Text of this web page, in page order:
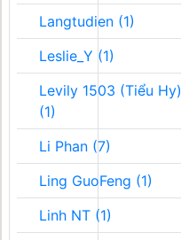
Langtudien (1)
Leslie_Y (1)
Levily 1503 (Tiểu Hy)
(1)
Li Phan (7)
Ling GuoFeng (1)
Linh NT (1)